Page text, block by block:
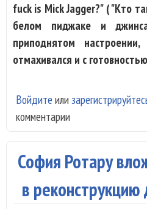
fuck is Mick Jagger?" ( "Кто
белом пиджаке и
приподнятом
отмахивался и с
Войдите или
комментарии
София Ротару
в